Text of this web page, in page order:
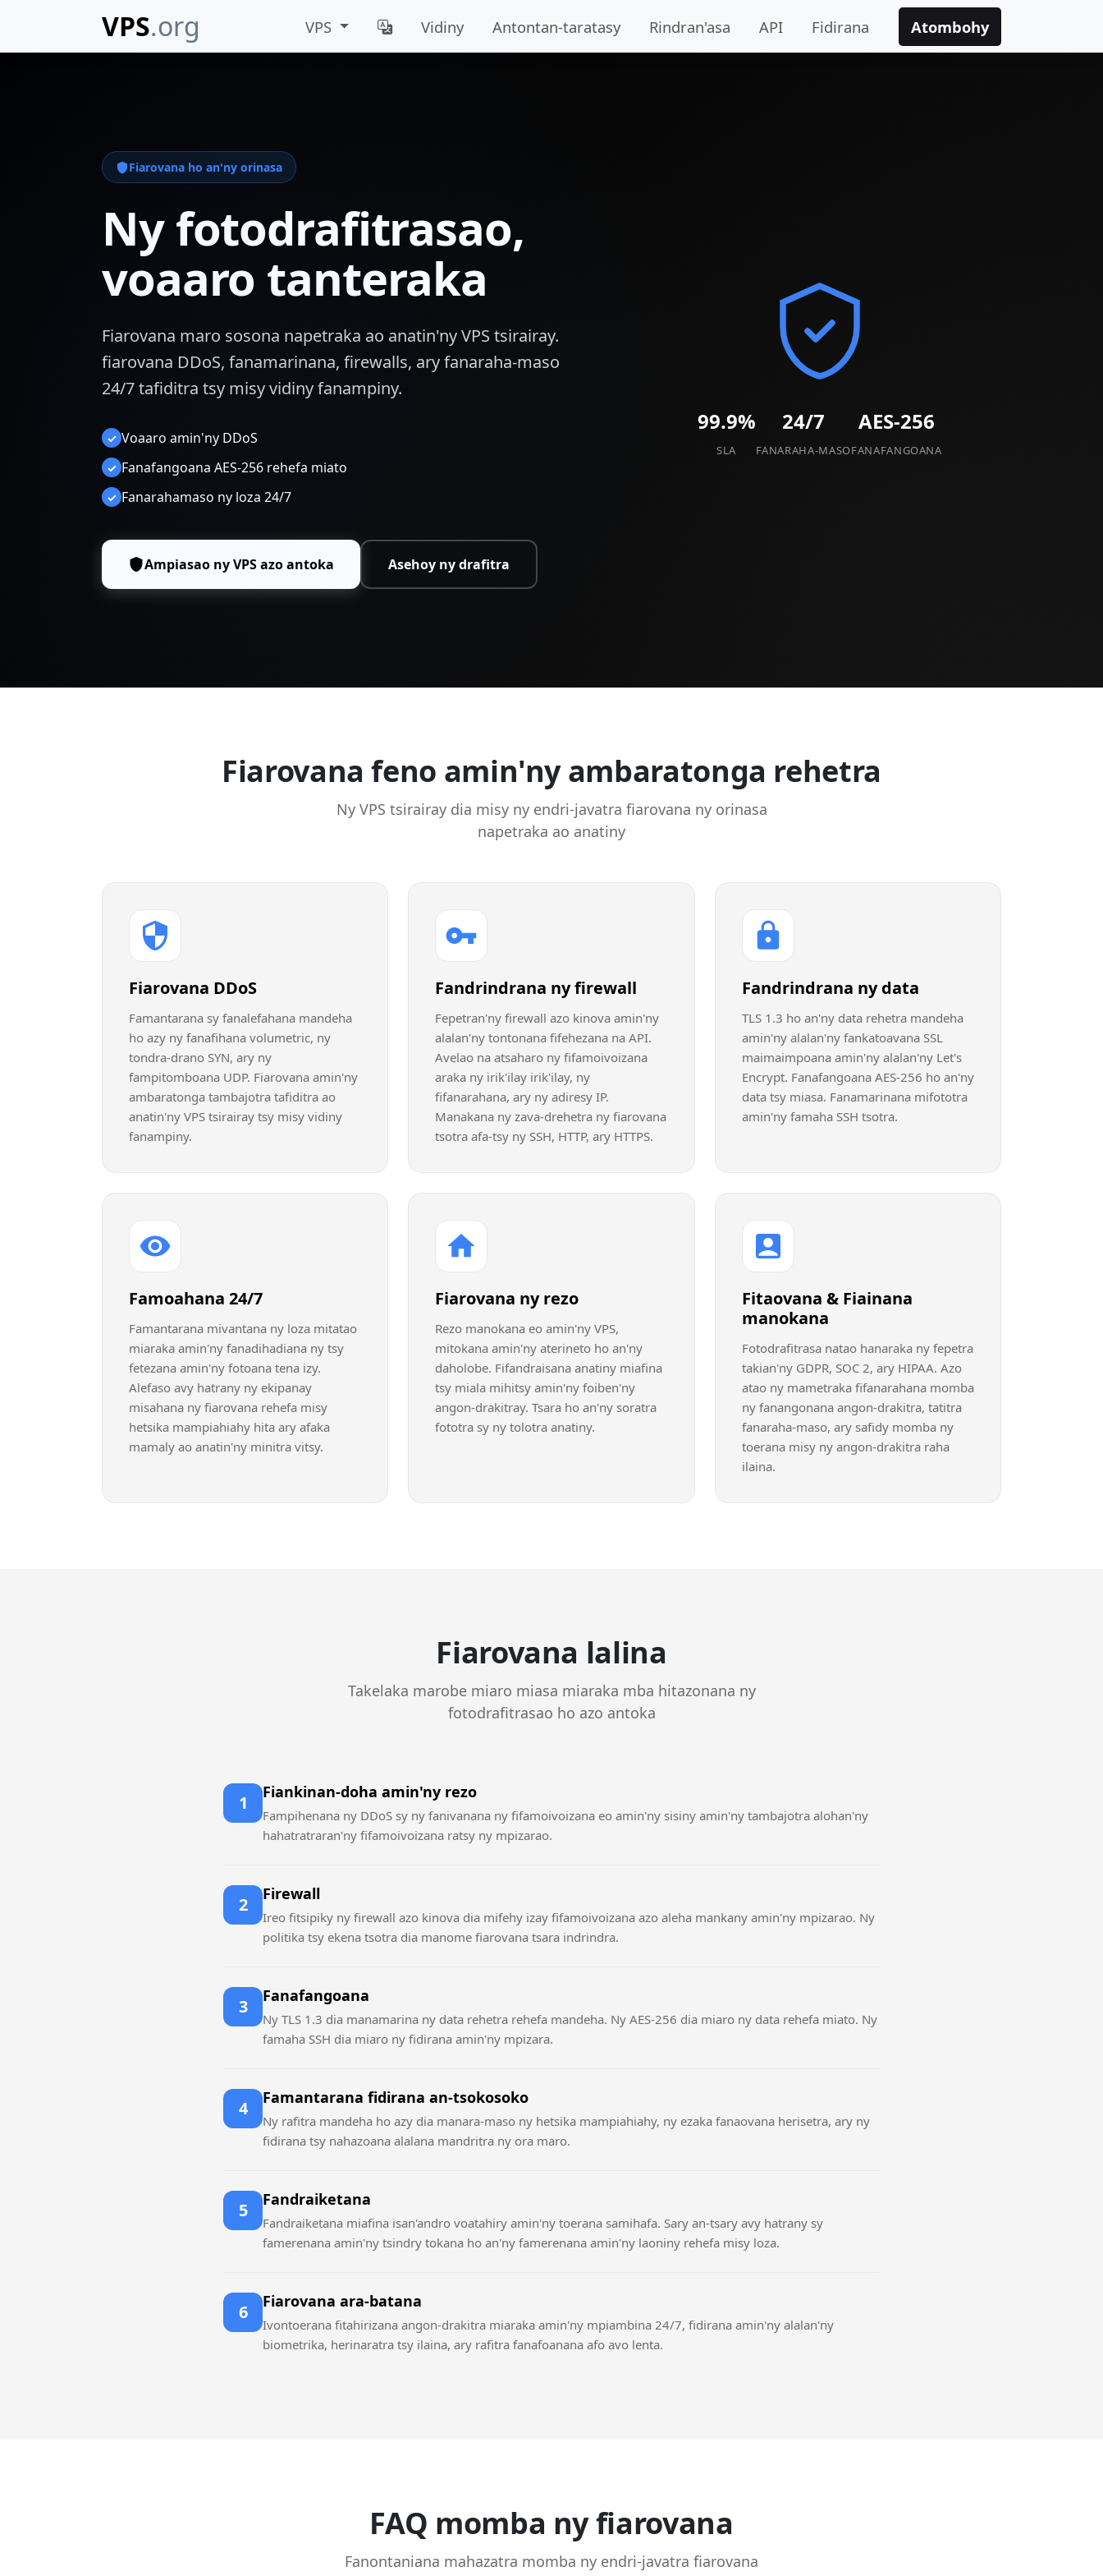
VPS.org VPS Vidiny Antontan-taratasy Rindran'asa API Fidirana Atombohy
Fiarovana ho an'ny orinasa
Ny fotodrafitrasao,
voaaro tanteraka
Fiarovana maro sosona napetraka ao anatin'ny VPS tsirairay.
fiarovana DDoS, fanamarinana, firewalls, ary fanaraha-maso
24/7 tafiditra tsy misy vidiny fanampiny.
✓ Voaaro amin'ny DDoS
✓ Fanafangoana AES-256 rehefa miato
✓ Fanarahamaso ny loza 24/7
Ampiasao ny VPS azo antoka Asehoy ny drafitra
99.9%
SLA
24/7
FANARAHA-MASO
AES-256
FANAFANGOANA
Fiarovana feno amin'ny ambaratonga rehetra
Ny VPS tsirairay dia misy ny endri-javatra fiarovana ny orinasa
napetraka ao anatiny
Fiarovana DDoS
Famantarana sy fanalefahana mandeha
ho azy ny fanafihana volumetric, ny
tondra-drano SYN, ary ny
fampitomboana UDP. Fiarovana amin'ny
ambaratonga tambajotra tafiditra ao
anatin'ny VPS tsirairay tsy misy vidiny
fanampiny.
Fandrindrana ny firewall
Fepetran'ny firewall azo kinova amin'ny
alalan'ny tontonana fifehezana na API.
Avelao na atsaharo ny fifamoivoizana
araka ny irik'ilay irik'ilay, ny
fifanarahana, ary ny adiresy IP.
Manakana ny zava-drehetra ny fiarovana
tsotra afa-tsy ny SSH, HTTP, ary HTTPS.
Fandrindrana ny data
TLS 1.3 ho an'ny data rehetra mandeha
amin'ny alalan'ny fankatoavana SSL
maimaimpoana amin'ny alalan'ny Let's
Encrypt. Fanafangoana AES-256 ho an'ny
data tsy miasa. Fanamarinana mifototra
amin'ny famaha SSH tsotra.
Famoahana 24/7
Famantarana mivantana ny loza mitatao
miaraka amin'ny fanadihadiana ny tsy
fetezana amin'ny fotoana tena izy.
Alefaso avy hatrany ny ekipanay
misahana ny fiarovana rehefa misy
hetsika mampiahiahy hita ary afaka
mamaly ao anatin'ny minitra vitsy.
Fiarovana ny rezo
Rezo manokana eo amin'ny VPS,
mitokana amin'ny aterineto ho an'ny
daholobe. Fifandraisana anatiny miafina
tsy miala mihitsy amin'ny foiben'ny
angon-drakitray. Tsara ho an'ny soratra
fototra sy ny tolotra anatiny.
Fitaovana & Fiainana
manokana
Fotodrafitrasa natao hanaraka ny fepetra
takian'ny GDPR, SOC 2, ary HIPAA. Azo
atao ny mametraka fifanarahana momba
ny fanangonana angon-drakitra, tatitra
fanaraha-maso, ary safidy momba ny
toerana misy ny angon-drakitra raha
ilaina.
Fiarovana lalina
Takelaka marobe miaro miasa miaraka mba hitazonana ny
fotodrafitrasao ho azo antoka
1 Fiankinan-doha amin'ny rezo
Fampihenana ny DDoS sy ny fanivanana ny fifamoivoizana eo amin'ny sisiny amin'ny tambajotra alohan'ny
hahatratraran'ny fifamoivoizana ratsy ny mpizarao.
2 Firewall
Ireo fitsipiky ny firewall azo kinova dia mifehy izay fifamoivoizana azo aleha mankany amin'ny mpizarao. Ny
politika tsy ekena tsotra dia manome fiarovana tsara indrindra.
3 Fanafangoana
Ny TLS 1.3 dia manamarina ny data rehetra rehefa mandeha. Ny AES-256 dia miaro ny data rehefa miato. Ny
famaha SSH dia miaro ny fidirana amin'ny mpizara.
4 Famantarana fidirana an-tsokosoko
Ny rafitra mandeha ho azy dia manara-maso ny hetsika mampiahiahy, ny ezaka fanaovana herisetra, ary ny
fidirana tsy nahazoana alalana mandritra ny ora maro.
5 Fandraiketana
Fandraiketana miafina isan'andro voatahiry amin'ny toerana samihafa. Sary an-tsary avy hatrany sy
famerenana amin'ny tsindry tokana ho an'ny famerenana amin'ny laoniny rehefa misy loza.
6 Fiarovana ara-batana
Ivontoerana fitahirizana angon-drakitra miaraka amin'ny mpiambina 24/7, fidirana amin'ny alalan'ny
biometrika, herinaratra tsy ilaina, ary rafitra fanafoanana afo avo lenta.
FAQ momba ny fiarovana
Fanontaniana mahazatra momba ny endri-javatra fiarovana